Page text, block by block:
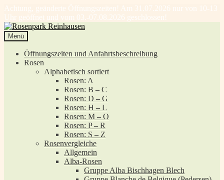
Achtung, geänderte Öffnungszeiten! Am 31.07.2026 nur von 10-13
Uhr geöffnet und vom 03.-07.08.2026 geschlossen!
Zur
Navigation
springen
Zum
Inhalt
springen
Menü
Öffnungszeiten und Anfahrtsbeschreibung
Rosen
Alphabetisch sortiert
Rosen: A
Rosen: B – C
Rosen: D – G
Rosen: H – L
Rosen: M – O
Rosen: P – R
Rosen: S – Z
Rosenvergleiche
Allgemein
Alba-Rosen
Gruppe Alba Bischhagen Blech